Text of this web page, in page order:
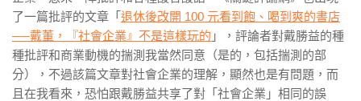
了一篇批評的文章「 退休後改開 100 元看到飽、喝到爽的書店
──戴董，『社會企業』不是這樣玩的 」，評論者對戴勝益的種
種批評和商業動機的揣測我當然同意（是的，包括揣測的部
分），不過該篇文章對社會企業的理解，顯然也是有問題，而
且在我看來，恐怕跟戴勝益共享了對「社會企業」相同的誤